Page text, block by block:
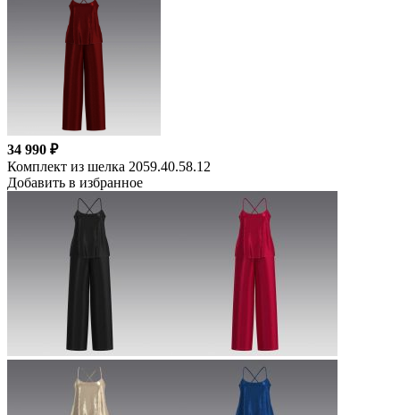
34 990 ₽
Комплект из шелка 2059.40.58.12
Добавить в избранное